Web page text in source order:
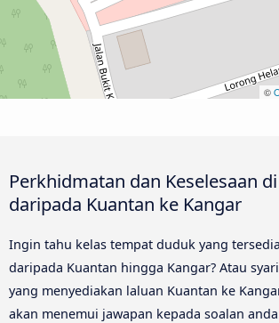
©
Perkhidmatan dan Keselesaan
daripada Kuantan ke Kangar
Ingin tahu kelas tempat duduk yang
daripada Kuantan hingga Kangar? Atau
yang menyediakan laluan Kuantan ke
akan menemui jawapan kepada soalan